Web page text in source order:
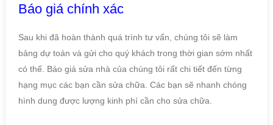
Báo giá chính xác
Sau khi đã hoàn thành quá trình tư vấn, chúng tôi sẽ làm
bảng dự toán và gửi cho quý khách trong thời gian sớm nhất
có thế. Báo giá sửa nhà của chúng tôi rất chi tiết đến từng
hạng mục các bạn cần sửa chữa. Các bạn sẽ nhanh chóng
hình dung được lượng kinh phí cần cho sửa chữa.